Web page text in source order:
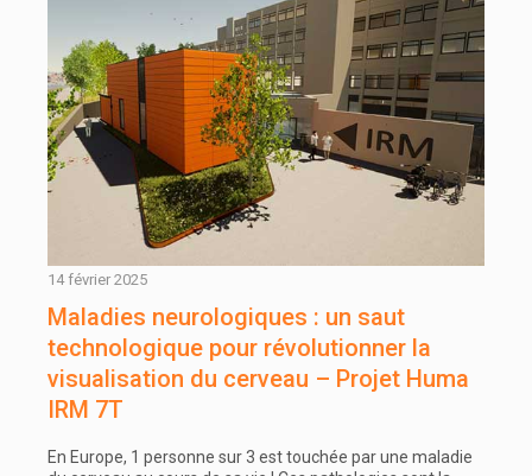
14 février 2025
Maladies neurologiques : un saut
technologique pour révolutionner la
visualisation du cerveau – Projet Huma
IRM 7T
En Europe, 1 personne sur 3 est touchée par une maladie